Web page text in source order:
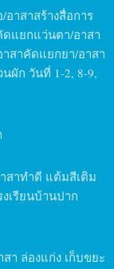
อาสาสร้างสื่อการ
แยกแว่นตา/อาสา
สาคัดแยกยา/อาสา
ผัก วันที่ 1-2, 8-9,
สาทำดี แต้มสีเติม
เรียนบ้านปาก
า ล่องแก่ง เก็บขยะ